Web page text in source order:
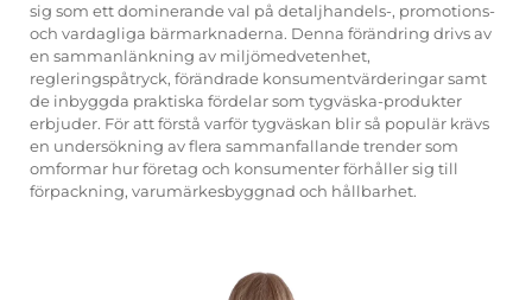
sig som ett dominerande val på detaljhandels-, promotions-
och vardagliga bärmarknaderna. Denna förändring drivs av
en sammanlänkning av miljömedvetenhet,
regleringspåtryck, förändrade konsumentvärderingar samt
de inbyggda praktiska fördelar som tygväska-produkter
erbjuder. För att förstå varför tygväskan blir så populär krävs
en undersökning av flera sammanfallande trender som
omformar hur företag och konsumenter förhåller sig till
förpackning, varumärkesbyggnad och hållbarhet.